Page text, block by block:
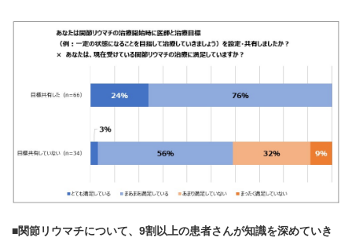
■関節リウマチについて、 9割以上の患者さんが知識を深めていき